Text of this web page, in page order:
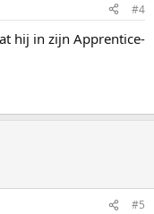
#4
hij in zijn Apprentice-
#5